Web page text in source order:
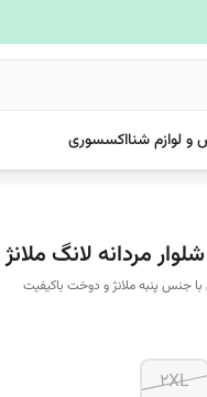
و لوازم شنااکسسوری
مردانه لانگ ملانژ
جنس پنبه ملانژ و دوخت باکیفیت
2XL